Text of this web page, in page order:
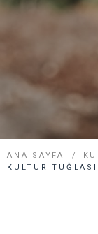
ANA SAYFA
KÜLTÜR TUĞLASI